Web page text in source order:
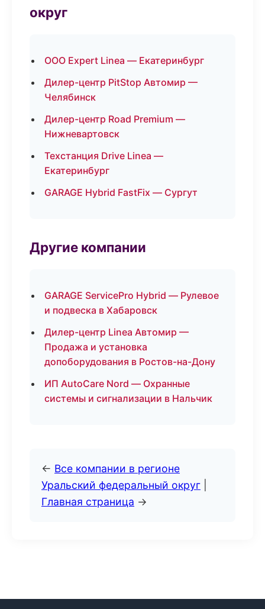
округ
ООО Expert Linea — Екатеринбург
Дилер-центр PitStop Автомир —
Челябинск
Дилер-центр Road Premium —
Нижневартовск
Техстанция Drive Linea —
Екатеринбург
GARAGE Hybrid FastFix — Сургут
Другие компании
GARAGE ServicePro Hybrid — Рулевое
и подвеска в Хабаровск
Дилер-центр Linea Автомир —
Продажа и установка
допоборудования в Ростов-на-Дону
ИП AutoCare Nord — Охранные
системы и сигнализации в Нальчик
← Все компании в регионе
Уральский федеральный округ
Главная страница →